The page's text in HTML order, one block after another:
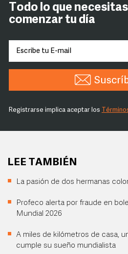
Todo lo que
comenzar tu día
Registrarse implica aceptar los
LEE TAMBIÉN
La pasión de dos hermanas
Profeco alerta por fraude en
Mundial 2026
A miles de kilómetros de casa,
cumple su sueño mundialista